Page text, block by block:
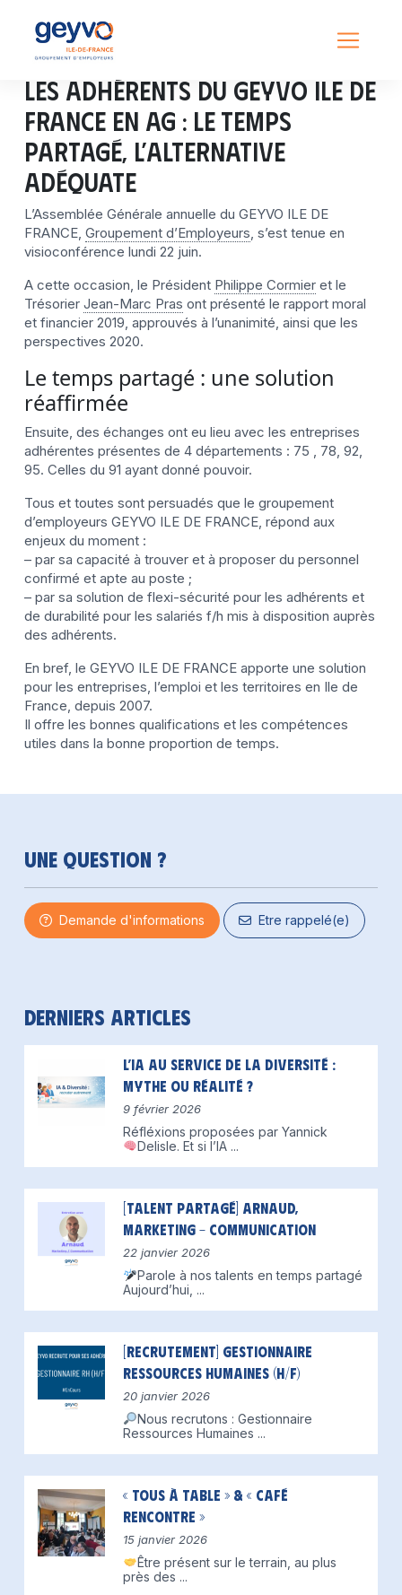
Les adhérents du GEYVO Ile de
France en AG : Le temps
partagé, l’alternative
adéquate
L’Assemblée Générale annuelle du GEYVO ILE DE
FRANCE, Groupement d’Employeurs, s’est tenue en
visioconférence lundi 22 juin.
A cette occasion, le Président Philippe Cormier et le
Trésorier Jean-Marc Pras ont présenté le rapport moral
et financier 2019, approuvés à l’unanimité, ainsi que les
perspectives 2020.
Le temps partagé : une solution
réaffirmée
Ensuite, des échanges ont eu lieu avec les entreprises
adhérentes présentes de 4 départements : 75 , 78, 92,
95. Celles du 91 ayant donné pouvoir.
Tous et toutes sont persuadés que le groupement
d’employeurs GEYVO ILE DE FRANCE, répond aux
enjeux du moment :
– par sa capacité à trouver et à proposer du personnel
confirmé et apte au poste ;
– par sa solution de flexi-sécurité pour les adhérents et
de durabilité pour les salariés f/h mis à disposition auprès
des adhérents.
En bref, le GEYVO ILE DE FRANCE apporte une solution
pour les entreprises, l’emploi et les territoires en Ile de
France, depuis 2007.
Il offre les bonnes qualifications et les compétences
utiles dans la bonne proportion de temps.
Une question ?
Demande d'informations Etre rappelé(e)
Derniers articles
L’IA au service de la diversité :
mythe ou réalité ?
9 février 2026
Réfléxions proposées par Yannick
Delisle. Et si l’IA ...
[Talent partagé] Arnaud,
Marketing – Communication
22 janvier 2026
Parole à nos talents en temps partagé
Aujourd’hui, ...
[Recrutement] Gestionnaire
Ressources Humaines (H/F)
20 janvier 2026
Nous recrutons : Gestionnaire
Ressources Humaines ...
« Tous à table » & « Café
Rencontre »
15 janvier 2026
Être présent sur le terrain, au plus
près des ...